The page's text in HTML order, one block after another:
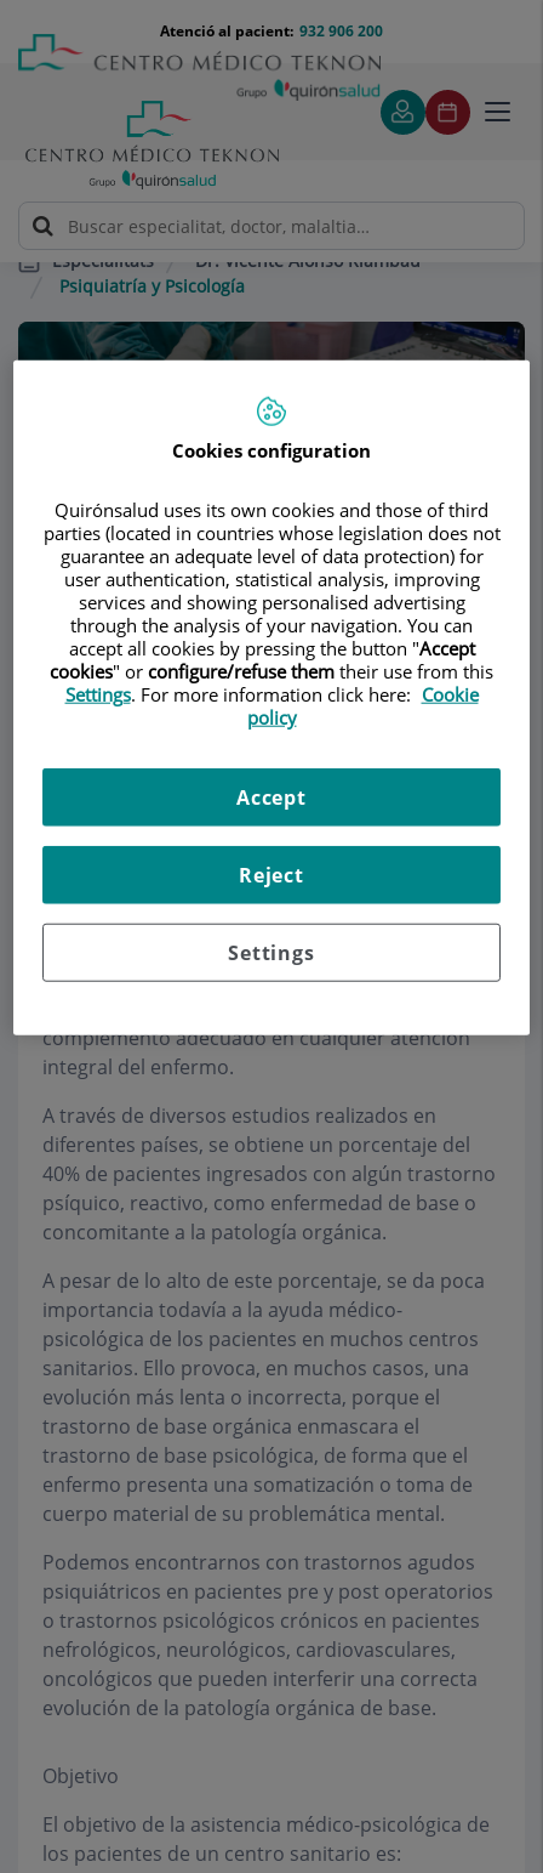
contingut
Menú
teléfono
cabecera
932 906 200
Atenció al pacient:
Especialitats
Dr. Vicente Alonso Riambau
Psiquiatría y Psicología
Dr. Vicente Alonso
ANGIOLOGIA I CIRURGIA VASCULAR
Descripció ServeisEquipContacteDades d'interès
Horari
Demanar Cita
Psiquiatría y Psicología
La asistencia médico-psicológica en un centro
sanitario es indispensable formando parte del
complemento adecuado en cualquier atención
integral del enfermo.
A través de diversos estudios realizados en
diferentes países, se obtiene un porcentaje del
40% de pacientes ingresados con algún trastorno
psíquico, reactivo, como enfermedad de base o
concomitante a la patología orgánica.
A pesar de lo alto de este porcentaje, se da poca
importancia todavía a la ayuda médico-
psicológica de los pacientes en muchos centros
sanitarios. Ello provoca, en muchos casos, una
evolución más lenta o incorrecta, porque el
trastorno de base orgánica enmascara el
trastorno de base psicológica, de forma que el
enfermo presenta una somatización o toma de
cuerpo material de su problemática mental.
Podemos encontrarnos con trastornos agudos
psiquiátricos en pacientes pre y post operatorios
o trastornos psicológicos crónicos en pacientes
nefrológicos, neurológicos, cardiovasculares,
oncológicos que pueden interferir una correcta
evolución de la patología orgánica de base.
Objetivo
El objetivo de la asistencia médico-psicológica de
los pacientes de un centro sanitario es:
Cookies configuration
Quirónsalud uses its own cookies and those of third
parties (located in countries whose legislation does not
guarantee an adequate level of data protection) for
user authentication, statistical analysis, improving
services and showing personalised advertising
through the analysis of your navigation. You can
accept all cookies by pressing the button "Accept
cookies" or configure/refuse them their use from this
Settings. For more information click here: Cookie
policy
Settings
Reject
Accept